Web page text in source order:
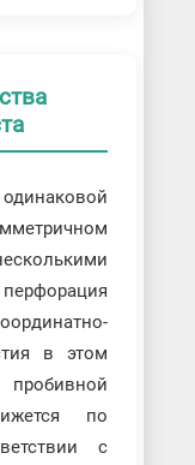
в этом
по
с